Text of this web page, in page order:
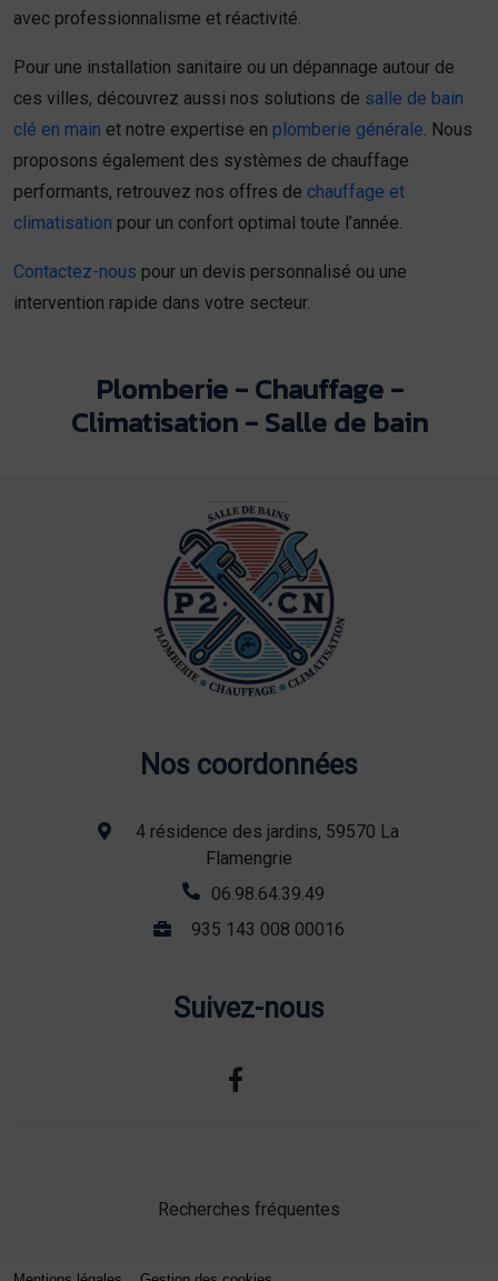
avec professionnalisme et réactivité.
Pour une installation sanitaire ou un dépannage autour de
ces villes, découvrez aussi nos solutions de salle de bain
clé en main et notre expertise en plomberie générale . Nous
proposons également des systèmes de chauffage
performants, retrouvez nos offres de chauffage et
climatisation pour un confort optimal toute l’année.
Contactez-nous pour un devis personnalisé ou une
intervention rapide dans votre secteur.
Plomberie - Chauffage -
Climatisation - Salle de bain
Nos coordonnées
4 résidence des jardins, 59570 La
Flamengrie
06.98.64.39.49
935 143 008 00016
Suivez-nous
Recherches fréquentes